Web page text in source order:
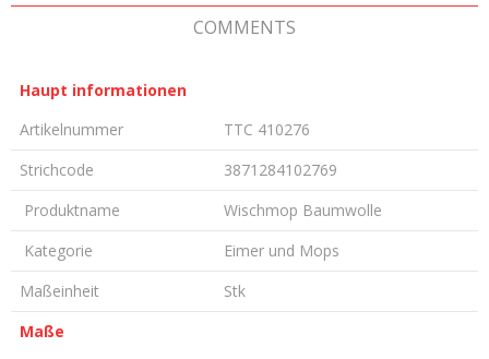
COMMENTS
Haupt informationen
Artikelnummer
TTC 410276
Strichcode
3871284102769
Produktname
Wischmop Baumwolle
Kategorie
Eimer und Mops
Maßeinheit
Stk
Maße